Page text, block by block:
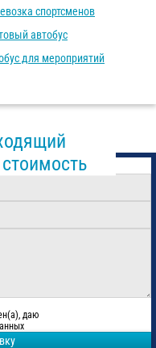
спортсменов
автобус
для мероприятий
даю